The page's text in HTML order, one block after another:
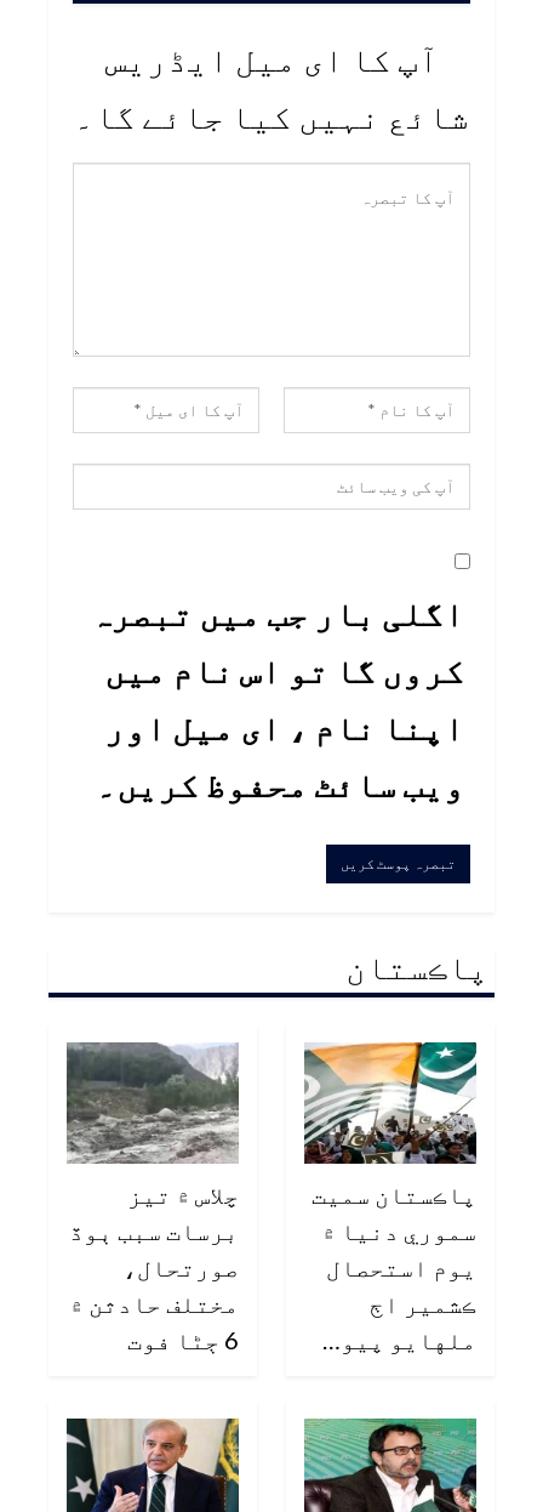
آپ کا ای میل ایڈریس
شائع نہیں کیا جائے گا۔
اگلی بار جب میں تبصرہ
کروں گا تو اس نام میں
اپنا نام ، ای میل اور
ویب سائٹ محفوظ کریں۔
پاڪستان
پاڪستان سميت
سموري دنيا ۾
يوم استحصال
ڪشمير اڄ
ملهايو پيو…
چلاس ۾ تيز
برسات سبب ٻوڏ
صورتحال،
مختلف حادثن ۾
6 ڄڻا فوت